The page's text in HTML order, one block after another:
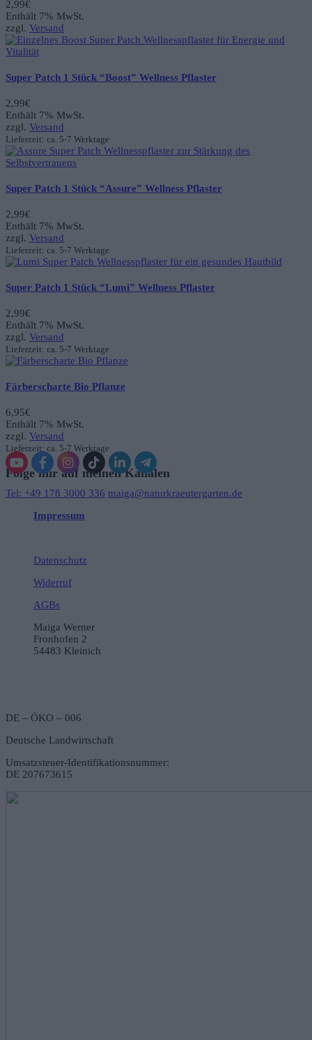
2,99€
Enthält 7% MwSt.
zzgl. Versand
Super Patch 1 Stück “Boost” Wellness Pflaster
2,99€
Enthält 7% MwSt.
zzgl. Versand
Lieferzeit: ca. 5-7 Werktage
Super Patch 1 Stück “Assure” Wellness Pflaster
2,99€
Enthält 7% MwSt.
zzgl. Versand
Lieferzeit: ca. 5-7 Werktage
Super Patch 1 Stück “Lumi” Wellness Pflaster
2,99€
Enthält 7% MwSt.
zzgl. Versand
Lieferzeit: ca. 5-7 Werktage
Färberscharte Bio Pflanze
6,95€
Enthält 7% MwSt.
zzgl. Versand
Lieferzeit: ca. 5-7 Werktage
Folge mir auf meinen Kanälen
Tel: +49 178 3000 336 maiga@naturkraeutergarten.de
Impressum
Datenschutz
Widerruf
AGBs
Maiga Werner
Fronhofen 2
54483 Kleinich
DE – ÖKO – 006
Deutsche Landwirtschaft
Umsatzsteuer-Identifikationsnummer:
DE 207673615